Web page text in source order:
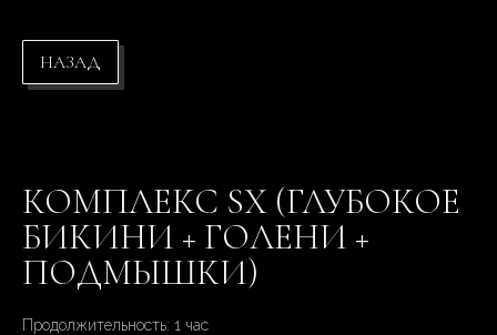
НАЗАД
КОМПЛЕКС SX (ГЛУБОКОЕ
БИКИНИ + ГОЛЕНИ +
ПОДМЫШКИ)
Продолжительность: 1 час